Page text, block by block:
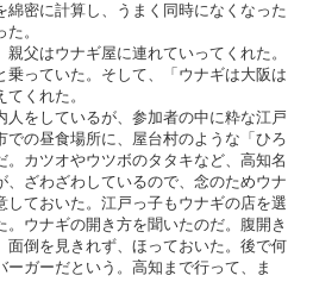
綿密に計算し、うまく同時になくなった
。
父はウナギ屋に連れていってくれた。
乗っていた。そして、「ウナギは大阪は
くれた。
をしているが、参加者の中に粋な江戸
での昼食場所に、屋台村のような「ひろ
カツオやウツボのタタキなど、高知名
、ざわざわしているので、念のためウナ
しておいた。江戸っ子もウナギの店を選
ウナギの開き方を聞いたのだ。腹開き
面倒を見きれず、ほっておいた。後で何
ガーだという。高知まで行って、ま